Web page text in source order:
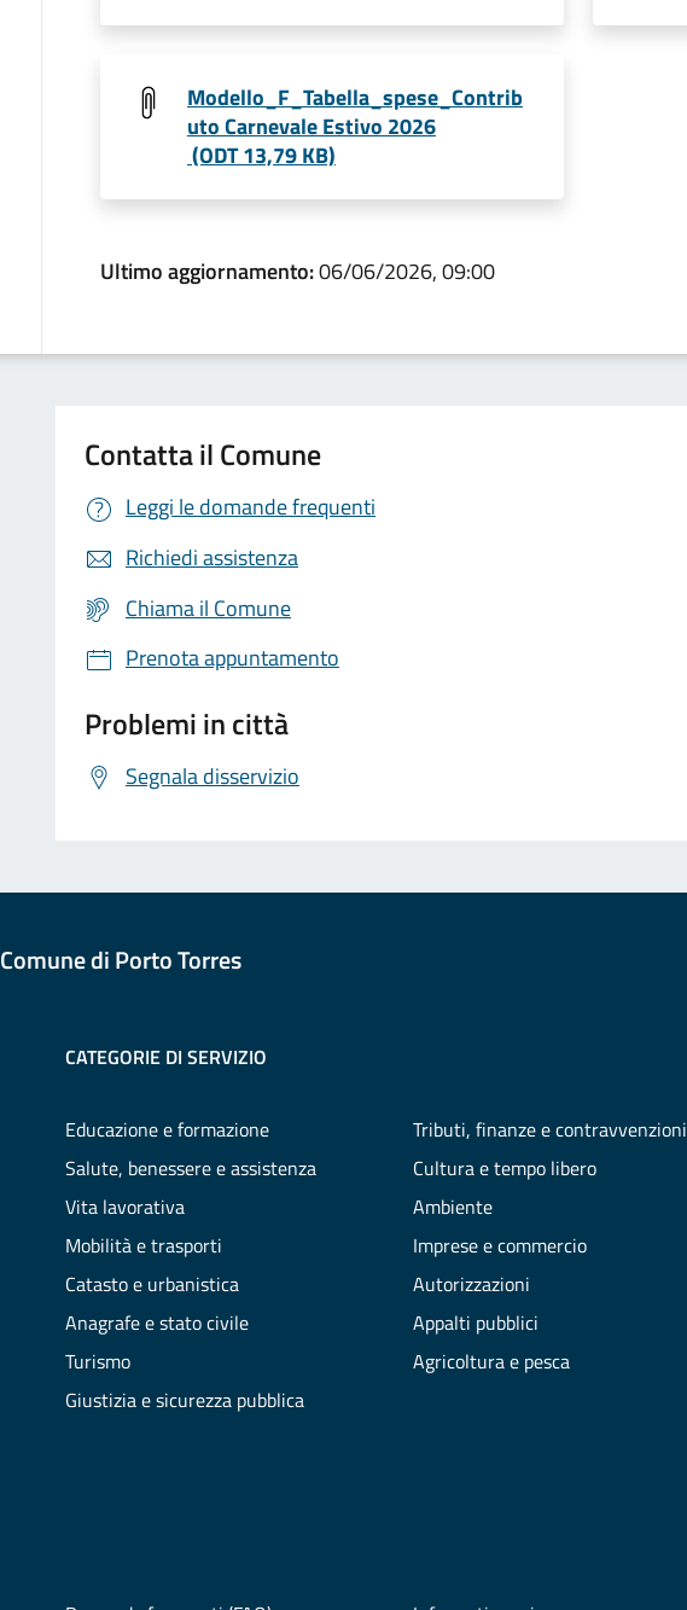
Modello_F_Tabella_spese_Contrib
uto Carnevale Estivo 2026
(ODT 13,79 KB)
Ultimo aggiornamento:06/06/2026, 09:00
Contatta il Comune
Leggi le domande frequenti
Richiedi assistenza
Chiama il Comune
Prenota appuntamento
Problemi in città
Segnala disservizio
Comune di Porto Torres
CATEGORIE DI SERVIZIO
Educazione e formazione
Salute, benessere e assistenza
Vita lavorativa
Mobilità e trasporti
Catasto e urbanistica
Anagrafe e stato civile
Turismo
Giustizia e sicurezza pubblica
Tributi, finanze e contravvenzioni
Cultura e tempo libero
Ambiente
Imprese e commercio
Autorizzazioni
Appalti pubblici
Agricoltura e pesca